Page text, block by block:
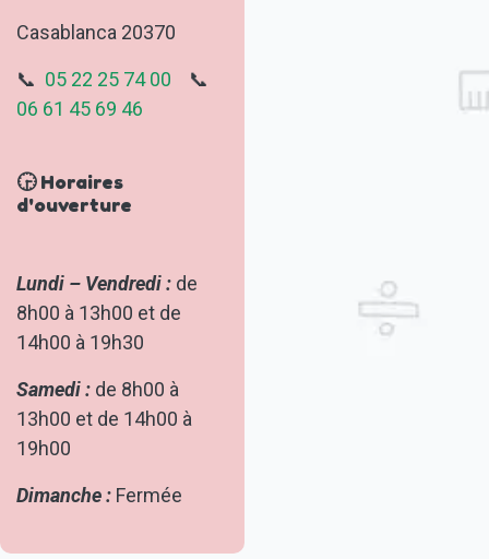
Casablanca 20370
📞 05 22 25 74 00
📞
06 61 45 69 46
🕞 Horaires
d'ouverture
Lundi – Vendredi : de
8h00 à 13h00 et de
14h00 à 19h30
Samedi : de 8h00 à
13h00 et de 14h00 à
19h00
Dimanche : Fermée